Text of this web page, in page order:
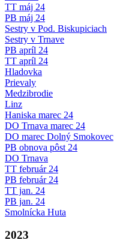
TT máj 24
PB máj 24
Sestry v Pod. Biskupiciach
Sestry v Trnave
PB apríl 24
TT apríl 24
Hladovka
Prievaly
Medzibrodie
Linz
Haniska marec 24
DO Trnava marec 24
DO marec Dolný Smokovec
PB obnova pôst 24
DO Trnava
TT február 24
PB február 24
TT jan. 24
PB jan. 24
Smolnícka Huta
2023